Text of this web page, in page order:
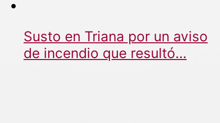
Susto en Triana por un aviso
de incendio que resultó…